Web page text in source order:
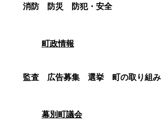
消防 防災
防犯・安全
町政情報
監査 広告募集 選挙 町の取り組み
幕別町議会